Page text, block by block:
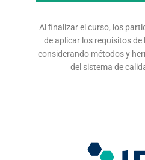
Al finalizar el curso, los
de aplicar los requisitos de
considerando métodos y
del sistema de